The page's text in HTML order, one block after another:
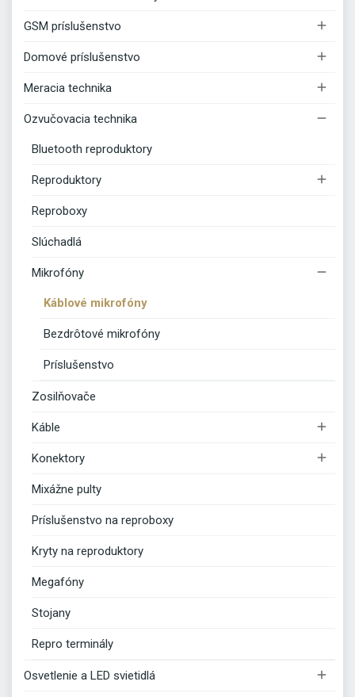
GSM príslušenstvo 
Domové príslušenstvo 
Meracia technika 
Ozvučovacia technika 
Bluetooth reproduktory
Reproduktory 
Reproboxy
Slúchadlá
Mikrofóny 
Káblové mikrofóny
Bezdrôtové mikrofóny
Príslušenstvo
Zosilňovače
Káble 
Konektory 
Mixážne pulty
Príslušenstvo na reproboxy
Kryty na reproduktory
Megafóny
Stojany
Repro terminály
Osvetlenie a LED svietidlá 